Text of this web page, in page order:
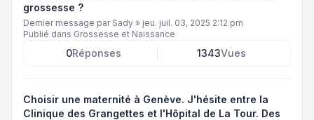
grossesse ?
Dernier message par Sady » jeu. juil. 03, 2025 2:12 pm
Publié dans Grossesse et Naissance
0Réponses 1343Vues
Choisir une maternité à Genève. J'hésite entre la
Clinique des Grangettes et l'Hôpital de La Tour. Des